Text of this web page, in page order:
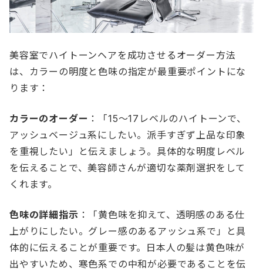
美容室でハイトーンヘアを成功させるオーダー方法
は、カラーの明度と色味の指定が最重要ポイントにな
ります：
カラーのオーダー ：「15〜17レベルのハイトーンで、
アッシュベージュ系にしたい。派手すぎず上品な印象
を重視したい」と伝えましょう。具体的な明度レベル
を伝えることで、美容師さんが適切な薬剤選択をして
くれます。
色味の詳細指示 ：「黄色味を抑えて、透明感のある仕
上がりにしたい。グレー感のあるアッシュ系で」と具
体的に伝えることが重要です。日本人の髪は黄色味が
出やすいため、寒色系での中和が必要であることを伝